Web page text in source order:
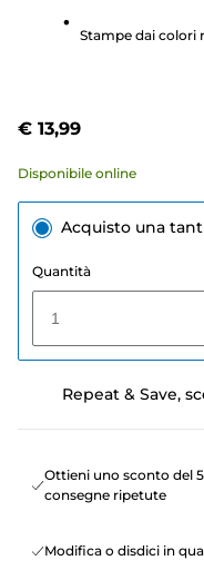
recensioniStampe dai colori
€ 13,99
Disponibile online
Acquisto una
Quantità
1
Repeat & Save,
Ottieni uno sconto del
consegne ripetute
Modifica o disdici in